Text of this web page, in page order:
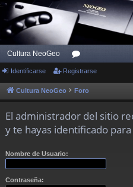
Cultura NeoGeo
or
os
Identificarse Registrarse
Cultura NeoGeo Foro
El administrador del sitio
y te hayas identificado
Nombre de Usuario:
Contraseña: